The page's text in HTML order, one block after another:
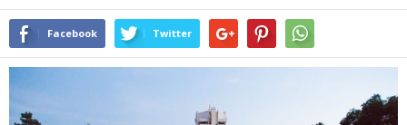
Facebook Twitter